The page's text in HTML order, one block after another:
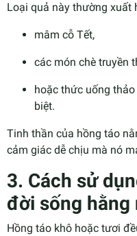
Loại quả này thường xuất
mâm cỗ Tết,
các món chè truyền
hoặc thức uống
biệt.
Tinh thần của hồng táo
cảm giác dễ chịu mà nó
3. Cách sử
đời sống hằng
Hồng táo khô hoặc tươi